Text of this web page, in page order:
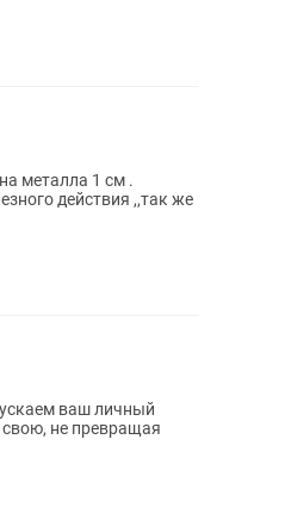
металла 1 см .
действия ,,так же